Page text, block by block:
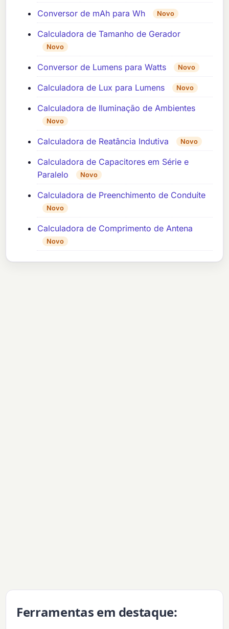
Conversor de mAh para Wh Novo
Calculadora de Tamanho de Gerador
Novo
Conversor de Lumens para Watts Novo
Calculadora de Lux para Lumens Novo
Calculadora de Iluminação de Ambientes
Novo
Calculadora de Reatância Indutiva Novo
Calculadora de Capacitores em Série e
Paralelo
Novo
Calculadora de Preenchimento de Conduíte
Novo
Calculadora de Comprimento de Antena
Novo
Ferramentas em destaque: